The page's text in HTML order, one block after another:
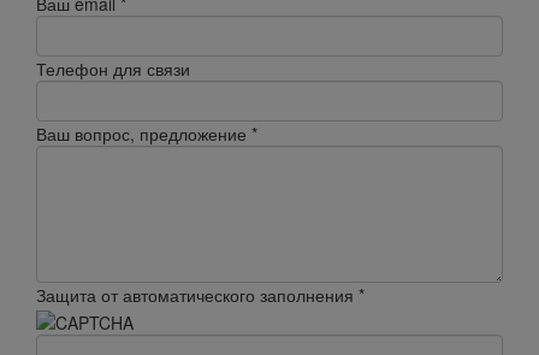
Телефон для связи
Ваш вопрос, предложение *
Защита от автоматического заполнения *